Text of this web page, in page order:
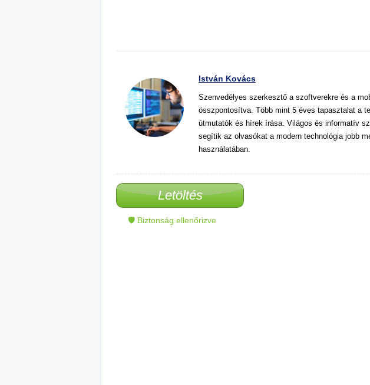
István Kovács
Szenvedélyes szerkesztő a szoftverekre és a
összpontosítva. Több mint 5 éves tapasztalat a
útmutatók és hírek írása. Világos és informatív
segítik az olvasókat a modern technológia jobb
használatában.
Letöltés
🛡 Biztonság ellenőrizve